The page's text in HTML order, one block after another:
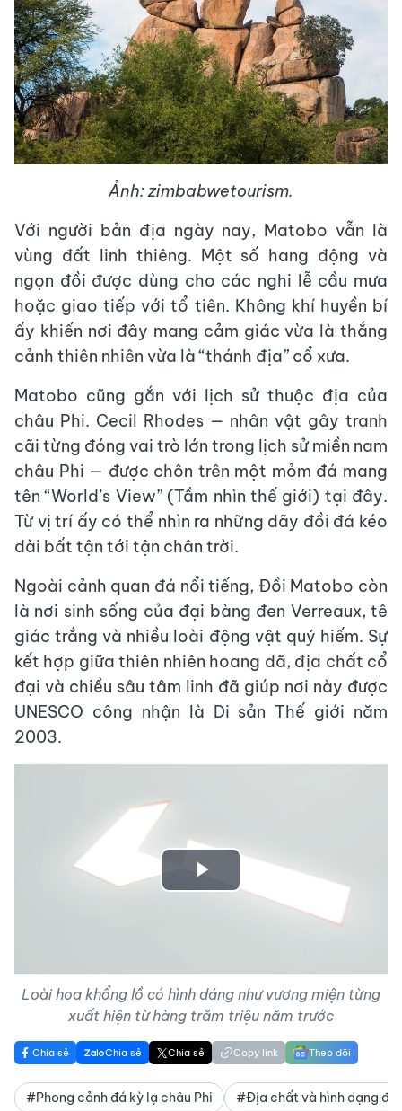
Ảnh: zimbabwetourism.
Với người bản địa ngày nay, Matobo vẫn là
vùng đất linh thiêng. Một số hang động và
ngọn đồi được dùng cho các nghi lễ cầu mưa
hoặc giao tiếp với tổ tiên. Không khí huyền bí
ấy khiến nơi đây mang cảm giác vừa là thắng
cảnh thiên nhiên vừa là “thánh địa” cổ xưa.
Matobo cũng gắn với lịch sử thuộc địa của
châu Phi. Cecil Rhodes — nhân vật gây tranh
cãi từng đóng vai trò lớn trong lịch sử miền nam
châu Phi — được chôn trên một mỏm đá mang
tên “World’s View” (Tầm nhìn thế giới) tại đây.
Từ vị trí ấy có thể nhìn ra những dãy đồi đá kéo
dài bất tận tới tận chân trời.
Ngoài cảnh quan đá nổi tiếng, Đồi Matobo còn
là nơi sinh sống của đại bàng đen Verreaux, tê
giác trắng và nhiều loài động vật quý hiếm. Sự
kết hợp giữa thiên nhiên hoang dã, địa chất cổ
đại và chiều sâu tâm linh đã giúp nơi này được
UNESCO công nhận là Di sản Thế giới năm
2003.
Play
Loài hoa khổng lồ có hình dáng như vương miện từng
xuất hiện từ hàng trăm triệu năm trước
Chia sẻ Chia sẻ Chia sẻ Copy link Theo dõi
#Phong cảnh đá kỳ lạ châu Phi #Địa chất và hình dạng đá